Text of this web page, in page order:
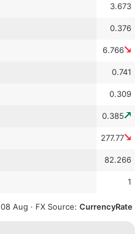
3.673
0.376
6.766
0.741
0.309
0.385
277.77
82.266
1
08 Aug · FX Source: CurrencyRate